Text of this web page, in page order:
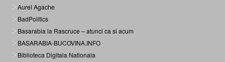
Aurel Agache
BadPolitics
Basarabia la Rascruce – atunci ca si acum
BASARABIA-BUCOVINA.INFO
Biblioteca Digitala Nationala